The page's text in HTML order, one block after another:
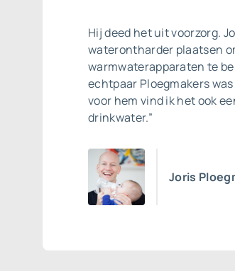
Hij deed het uit voorzorg.
waterontharder plaatsen
warmwaterapparaten te
echtpaar Ploegmakers
voor hem vind ik het ook
drinkwater.”
Joris